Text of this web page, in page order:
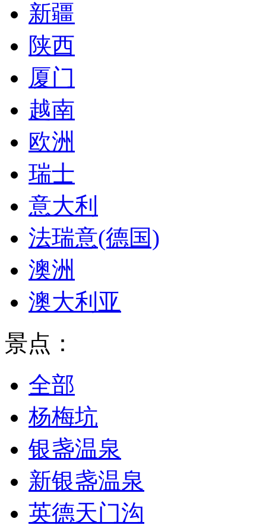
新疆
陕西
厦门
越南
欧洲
瑞士
意大利
法瑞意(德国)
澳洲
澳大利亚
景点：
全部
杨梅坑
银盏温泉
新银盏温泉
英德天门沟